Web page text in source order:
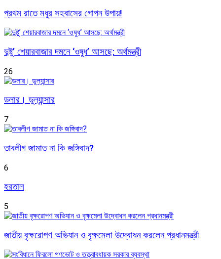
প্রথম রাতে মধুর সহবাসের গোপন উপায়!
দুষ্টু’ শেয়ারবাজার দমনে ‘ওষুধ’ আসছে: অর্থমন্ত্রী
26
ডলার। ডুল্যান্সার
7
তাবলীগ জামাত না কি জঙ্গিবাদ?
6
হরতাল
5
জাতীয় বৃক্ষরোপণ অভিযান ও বৃক্ষমেলা উদ্বোধন করলেন প্রধানমন্ত্রী